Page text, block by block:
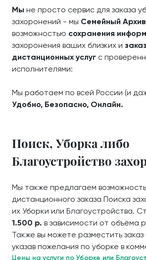
Мы не просто сервис для заказа
захоронений - мы Семейный
возможностью сохранения
захоронения ваших близких и
дистанционных услуг с
исполнителями:
Мы работаем по всей России (и
Удобно, Безопасно, Онлайн.
Поиск, Уборка либо
Благоустройство
Мы также предлагаем возможность
дистанционного заказа Поиска
их Уборки или Благоустройства.
1.500 р. в зависимости от объёма
Также вы можете разместить
указав пожелания по уборке в
Цены на услуги по Уборке или